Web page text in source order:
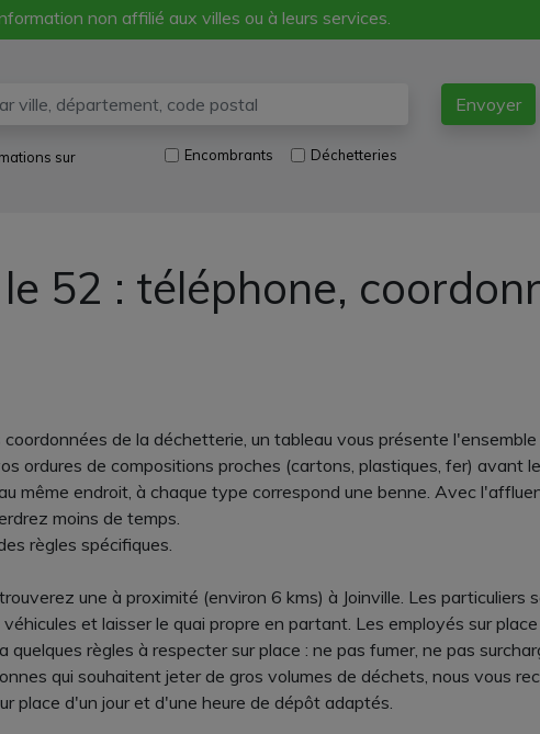
non affilié aux villes ou à leurs services.
Envoyer
sur Encombrants Déchetteries
52 : téléphone,
de la déchetterie, un tableau vous présente
ordures de compositions proches (cartons, plastiques, fer) avant
même endroit, à chaque type correspond une benne. Avec
moins de temps.
règles spécifiques.
une à proximité (environ 6 kms) à Joinville. Les particuliers
et laisser le quai propre en partant. Les employés sur
règles à respecter sur place : ne pas fumer, ne pas
qui souhaitent jeter de gros volumes de déchets, nous vous
place d'un jour et d'une heure de dépôt adaptés.